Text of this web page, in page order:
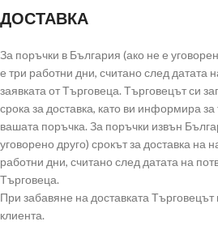
ДОСТАВКА
За поръчки в България (ако не е
е три работни дни, считано след датата
заявката от Търговеца. Търговецът си
срока за доставка, като ви информира
вашата поръчка. За поръчки извън
уговорено друго) срокът за доставка на
работни дни, считано след датата на
Търговеца.
При забавяне на доставката
клиента.